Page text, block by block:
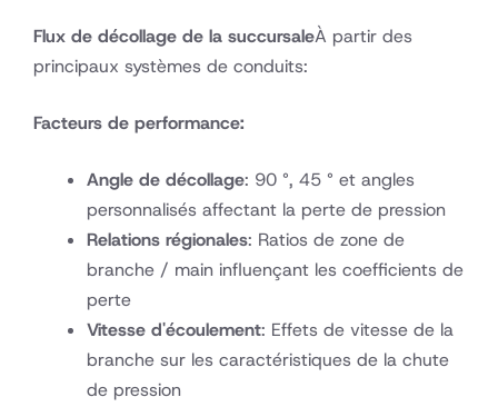
Flux de décollage de la succursaleÀ partir des
principaux systèmes de conduits:
Facteurs de performance:
Angle de décollage: 90 °, 45 ° et angles
personnalisés affectant la perte de pression
Relations régionales: Ratios de zone de
branche / main influençant les coefficients de
perte
Vitesse d'écoulement: Effets de vitesse de la
branche sur les caractéristiques de la chute
de pression